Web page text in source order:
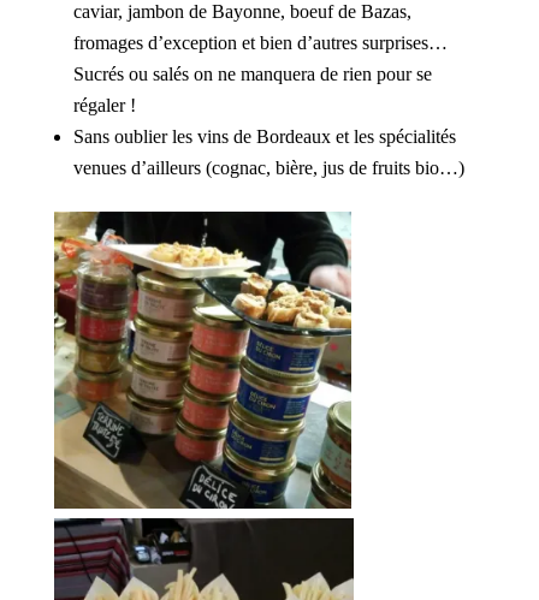
caviar, jambon de Bayonne, boeuf de Bazas,
fromages d’exception et bien d’autres surprises…
Sucrés ou salés on ne manquera de rien pour se
régaler !
Sans oublier les vins de Bordeaux et les spécialités
venues d’ailleurs (cognac, bière, jus de fruits bio…)